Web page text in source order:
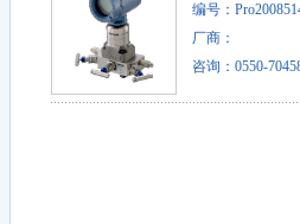
编号：
厂商：
咨询：0550-